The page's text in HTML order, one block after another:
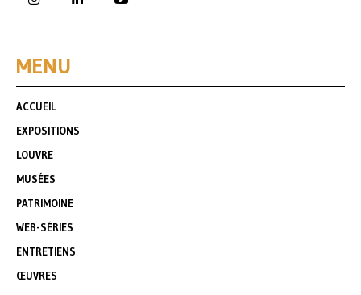
MENU
ACCUEIL
EXPOSITIONS
LOUVRE
MUSÉES
PATRIMOINE
WEB-SÉRIES
ENTRETIENS
ŒUVRES